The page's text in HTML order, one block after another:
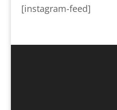
[instagram-feed]